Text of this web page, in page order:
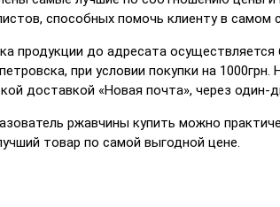
способных помочь клиенту в самом
продукции до адресата
при условии покупки на
доставкой «Новая почта», через
ржавчины купить можно
товар по самой выгодной цене.